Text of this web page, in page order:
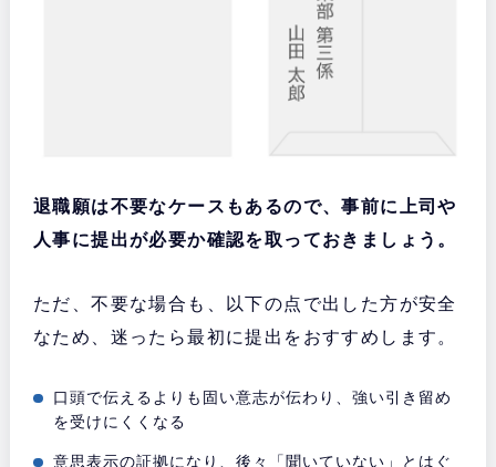
退職願は不要なケースもあるので、事前に上司や
人事に提出が必要か確認を取っておきましょう。
ただ、不要な場合も、以下の点で出した方が安全
なため、迷ったら最初に提出をおすすめします。
口頭で伝えるよりも固い意志が伝わり、強い引き留め
を受けにくくなる
意思表示の証拠になり、後々「聞いていない」とはぐ